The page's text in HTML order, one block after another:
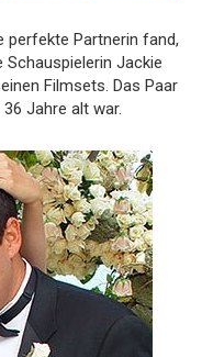
perfekte Partnerin fand,
Jackie
Filmsets. Das Paar
Jahre alt war.